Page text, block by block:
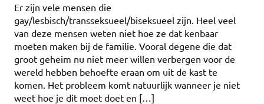
Er zijn vele mensen die
gay/lesbisch/transseksueel/biseksueel zijn. Heel veel
van deze mensen weten niet hoe ze dat kenbaar
moeten maken bij de familie. Vooral degene die dat
groot geheim nu niet meer willen verbergen voor de
wereld hebben behoefte eraan om uit de kast te
komen. Het probleem komt natuurlijk wanneer je niet
weet hoe je dit moet doet en […]